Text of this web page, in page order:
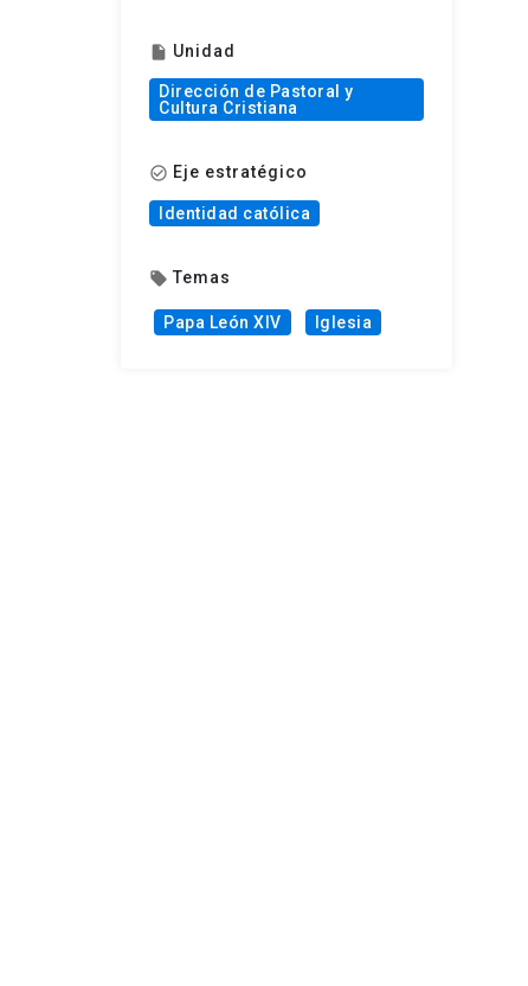
insert_drive_file Unidad
Dirección de Pastoral y
Cultura Cristiana
check_circle_outline Eje estratégico
Identidad católica
local_offer Temas
Papa León XIV Iglesia